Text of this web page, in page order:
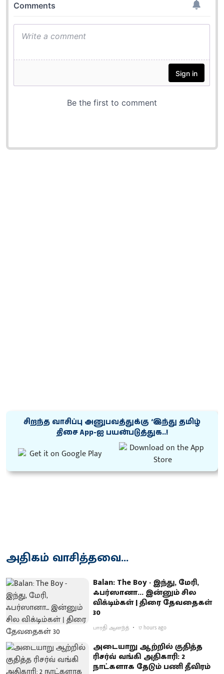
சிறந்த வாசிப்பு அனுபவத்துக்கு ‘இந்து தமிழ்
திசை App-ஐ பயன்படுத்துக..!
அதிகம் வாசித்தவை...
Balan: The Boy - இந்து, மேரி,
ஃபர்ஸானா... இன்னும் சில
விக்டிம்கள் | திரை தேவதைகள்
30
பாரதி ஆனந்த் 17 hours ago
அடையாறு ஆற்றில் குதித்த
ரிசர்வ் வங்கி அதிகாரி: 2
நாட்களாக தேடும் பணி தீவிரம்